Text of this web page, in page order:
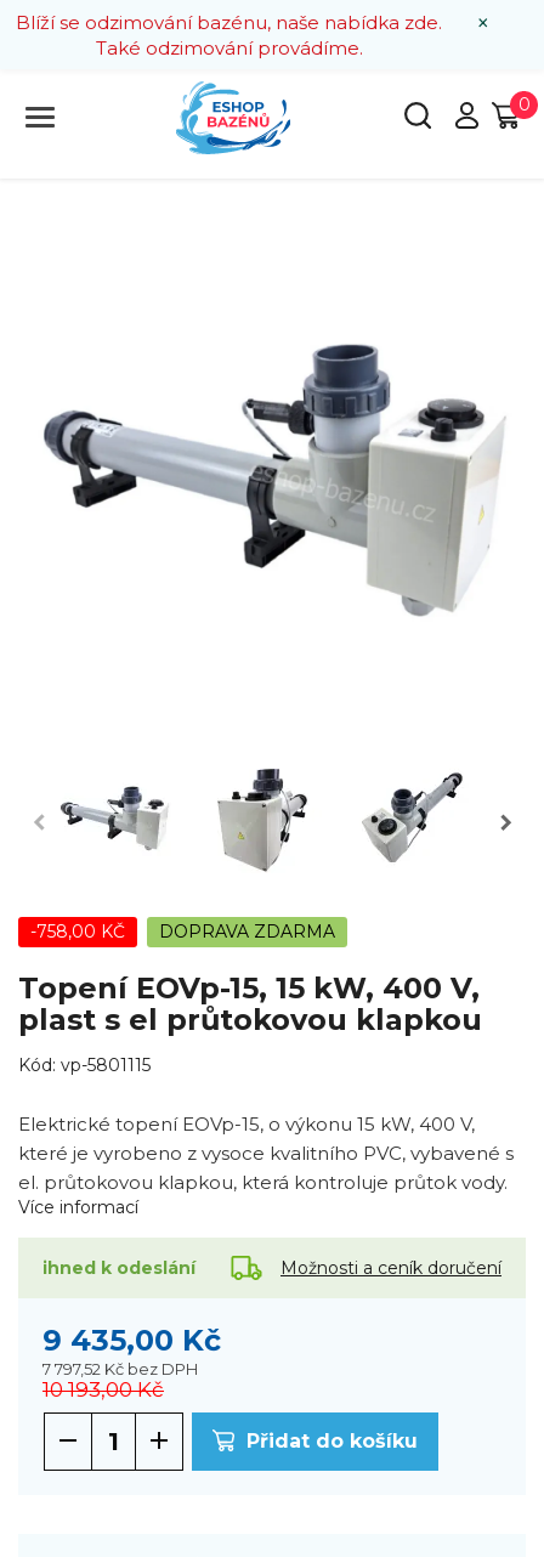
×
Blíží se odzimování bazénu, naše nabídka zde.
Také odzimování provádíme.
0
-758,00 KČ DOPRAVA ZDARMA
Topení EOVp-15, 15 kW, 400 V,
plast s el průtokovou klapkou
Kód: vp-5801115
Elektrické topení EOVp-15, o výkonu 15 kW, 400 V,
které je vyrobeno z vysoce kvalitního PVC, vybavené s
el. průtokovou klapkou, která kontroluje průtok vody.
Více informací
ihned k odeslání Možnosti a ceník doručení
9 435,00 Kč
7 797,52 Kč bez DPH
10 193,00 Kč
Přidat do košíku